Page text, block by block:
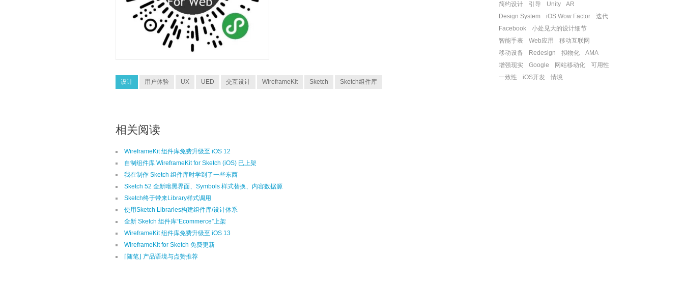
设计 用户体验 UX UED 交互设计 WireframeKit Sketch Sketch组件库
相关阅读
WireframeKit 组件库免费升级至 iOS 12
自制组件库 WireframeKit for Sketch (iOS) 已上架
我在制作 Sketch 组件库时学到了一些东西
Sketch 52 全新暗黑界面、Symbols 样式替换、内容数据源
Sketch终于带来Library样式调用
使用Sketch Libraries构建组件库/设计体系
全新 Sketch 组件库“Ecommerce”上架
WireframeKit 组件库免费升级至 iOS 13
WireframeKit for Sketch 免费更新
⌈随笔⌋ 产品语境与点赞推荐
简约设计
引导 Unity
AR
Design System
iOS Wow Factor
迭代
Facebook
小处见大的设计细节
智能手表
Web应用
移动互联网
移动设备
Redesign 拟物化
AMA
增强现实
Google 网站移动化
可用性
一致性
iOS开发 情境